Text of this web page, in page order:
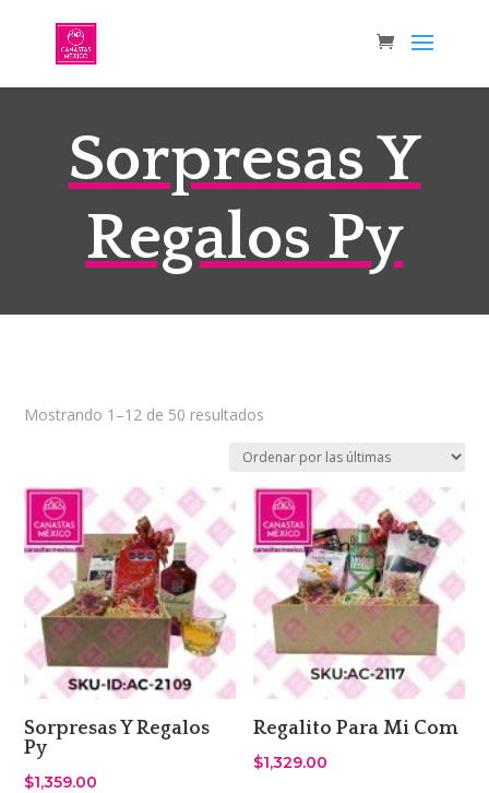
Sorpresas Y
Regalos Py
Mostrando 1–12 de 50 resultados
latest
Sorpresas Y Regalos
Py
$1,359.00
Regalito Para Mi Com
$1,329.00